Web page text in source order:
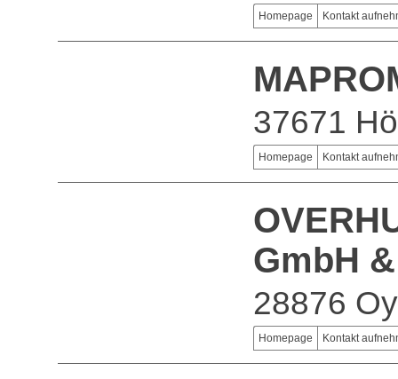
Homepage Kontakt
37671
Homepage Kontakt
GmbH
28876
Homepage Kontakt